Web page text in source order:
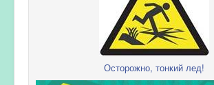
Осторожно, тонкий лед!